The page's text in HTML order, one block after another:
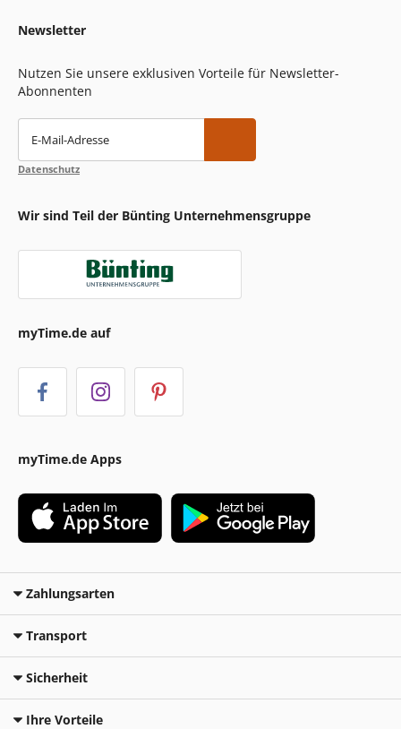
Newsletter
Nutzen Sie unsere exklusiven Vorteile für Newsletter-
Abonnenten
E-Mail-Adresse
Datenschutz
Wir sind Teil der Bünting Unternehmensgruppe
myTime.de auf
myTime.de Apps
Zahlungsarten
Transport
Sicherheit
Ihre Vorteile